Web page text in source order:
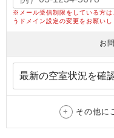
※メール受信制限をしている方
うドメイン設定の変更をお願いし
お
その他に